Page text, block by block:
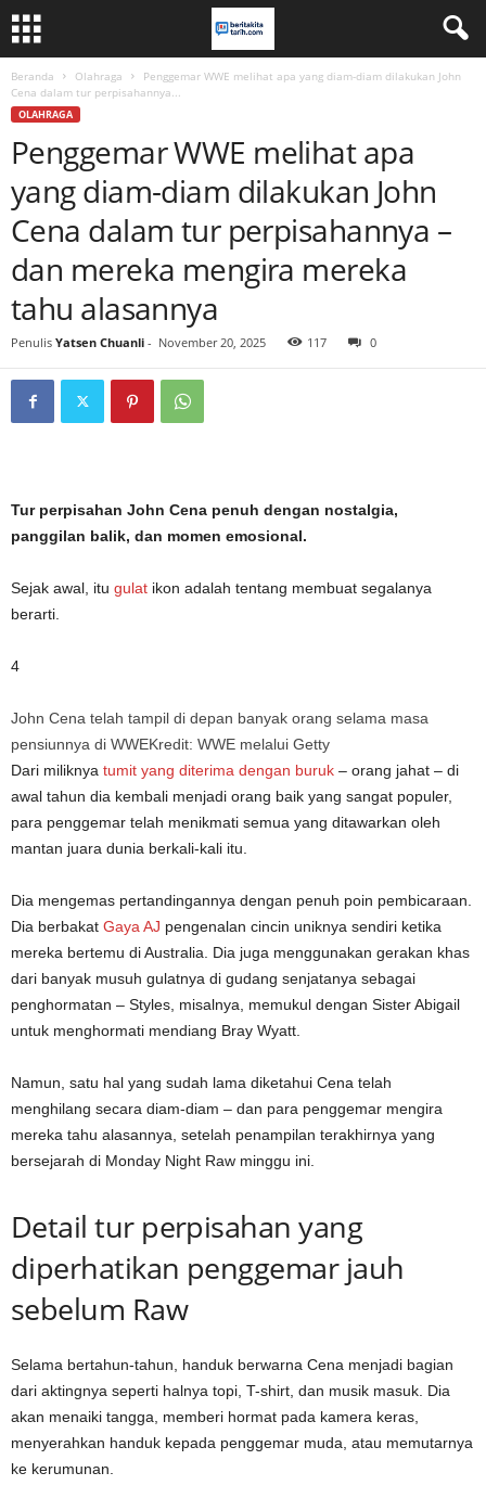
Beranda Olahraga
Penggemar WWE melihat apa yang diam-diam dilakukan John
Cena dalam tur perpisahannya...
OLAHRAGA
Penggemar WWE melihat apa
yang diam-diam dilakukan John
Cena dalam tur perpisahannya –
dan mereka mengira mereka
tahu alasannya
Penulis Yatsen Chuanli - November 20, 2025 117 0
Tur perpisahan John Cena penuh dengan nostalgia,
panggilan balik, dan momen emosional.
Sejak awal, itu gulat ikon adalah tentang membuat segalanya
berarti.
4
John Cena telah tampil di depan banyak orang selama masa
pensiunnya di WWEKredit: WWE melalui Getty
Dari miliknya tumit yang diterima dengan buruk – orang jahat – di
awal tahun dia kembali menjadi orang baik yang sangat populer,
para penggemar telah menikmati semua yang ditawarkan oleh
mantan juara dunia berkali-kali itu.
Dia mengemas pertandingannya dengan penuh poin pembicaraan.
Dia berbakat Gaya AJ pengenalan cincin uniknya sendiri ketika
mereka bertemu di Australia. Dia juga menggunakan gerakan khas
dari banyak musuh gulatnya di gudang senjatanya sebagai
penghormatan – Styles, misalnya, memukul dengan Sister Abigail
untuk menghormati mendiang Bray Wyatt.
Namun, satu hal yang sudah lama diketahui Cena telah
menghilang secara diam-diam – dan para penggemar mengira
mereka tahu alasannya, setelah penampilan terakhirnya yang
bersejarah di Monday Night Raw minggu ini.
Detail tur perpisahan yang
diperhatikan penggemar jauh
sebelum Raw
Selama bertahun-tahun, handuk berwarna Cena menjadi bagian
dari aktingnya seperti halnya topi, T-shirt, dan musik masuk. Dia
akan menaiki tangga, memberi hormat pada kamera keras,
menyerahkan handuk kepada penggemar muda, atau memutarnya
ke kerumunan.